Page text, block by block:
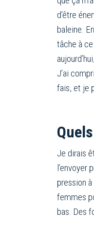
d’être
baleine.
tâche à
J’ai
fais, et je
Je dirais
l’envoyer
pression
femmes
bas. Des